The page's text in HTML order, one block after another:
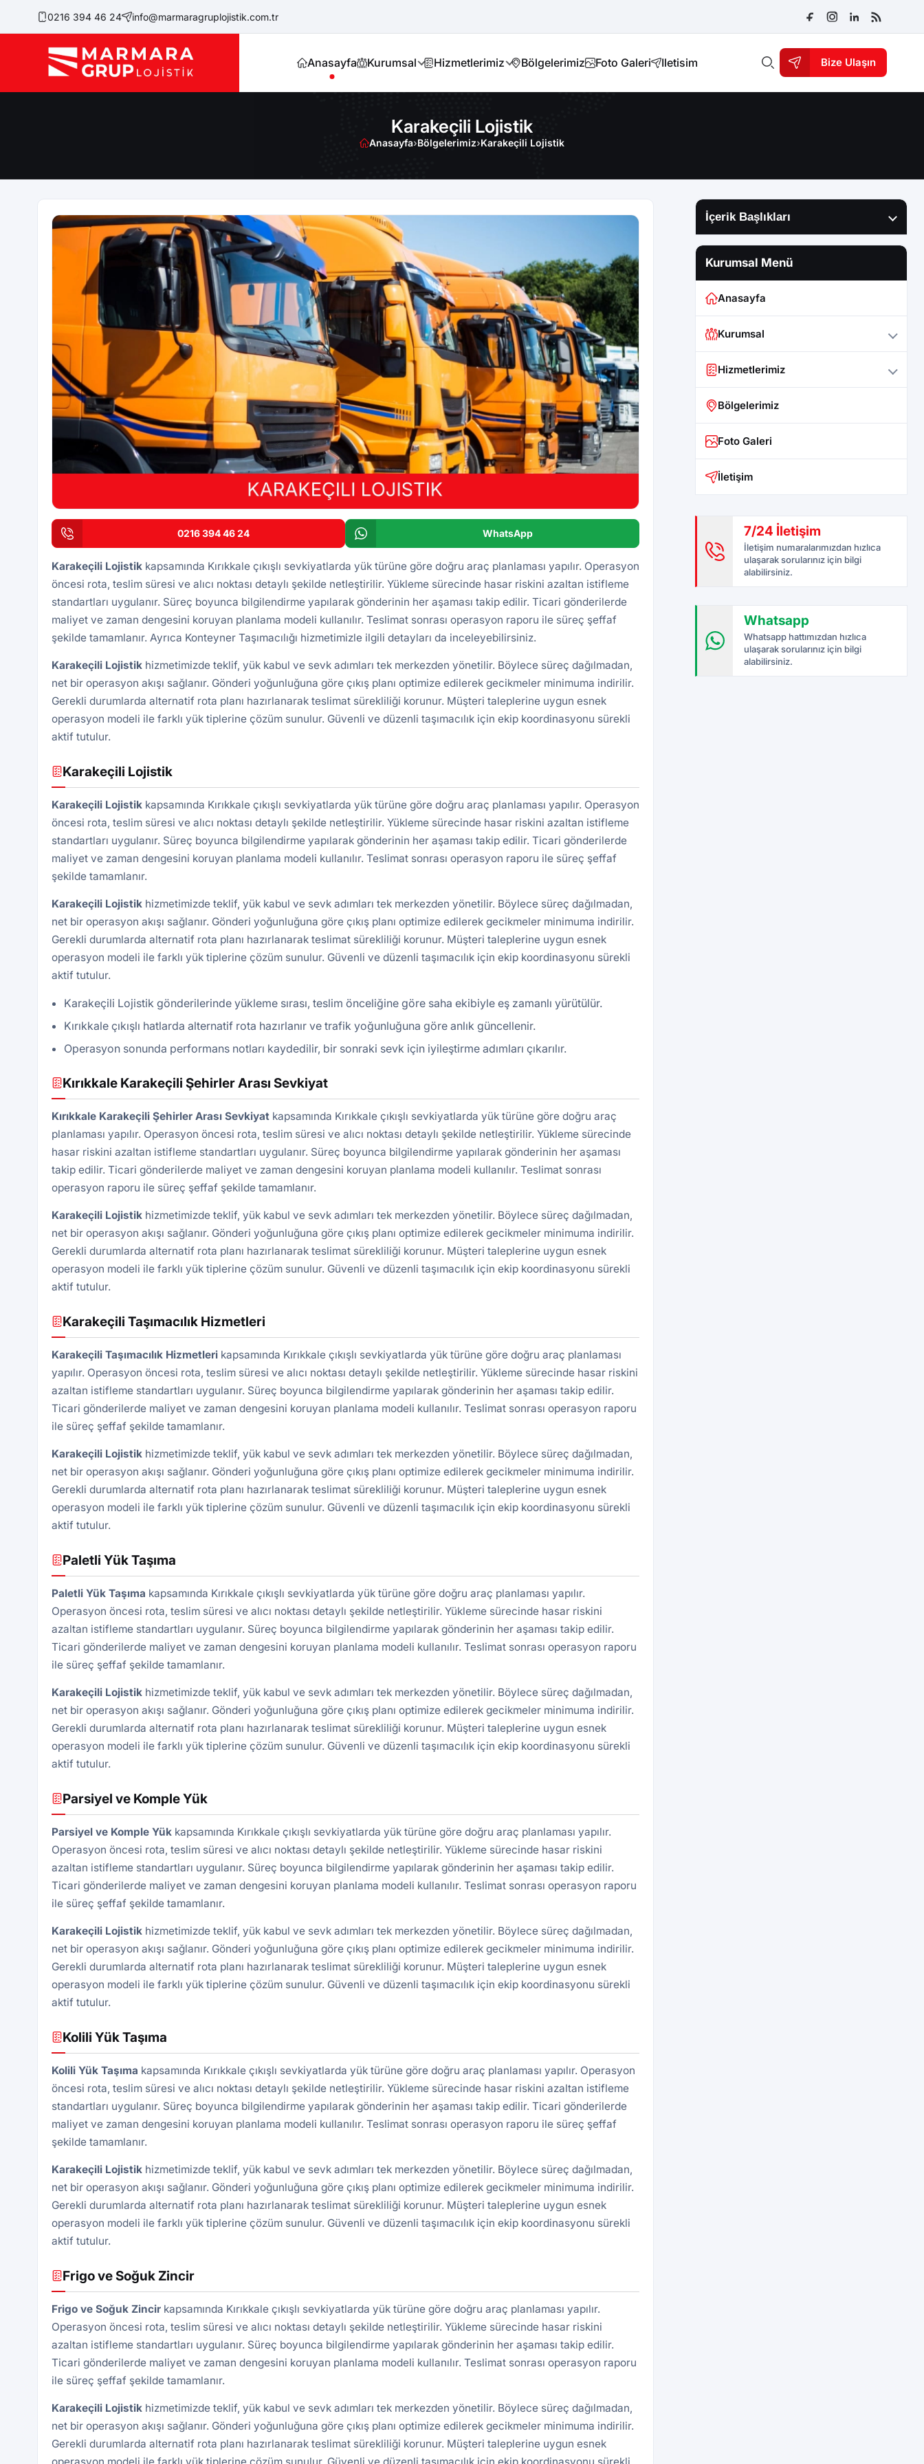
0216 394 46 24 info@marmaragruplojistik.com.tr
Anasayfa Kurumsal Hizmetlerimiz Bölgelerimiz Foto Galeri Iletisim Bize Ulaşın
Karakeçili Lojistik
Anasayfa›Bölgelerimiz›Karakeçili Lojistik
0216 394 46 24 WhatsApp
Karakeçili Lojistikkapsamında Kırıkkale çıkışlı sevkiyatlarda yük türüne göre doğru araç planlaması yapılır. Operasyon
öncesi rota, teslim süresi ve alıcı noktası detaylı şekilde netleştirilir. Yükleme sürecinde hasar riskini azaltan istifleme
standartları uygulanır. Süreç boyunca bilgilendirme yapılarak gönderinin her aşaması takip edilir. Ticari gönderilerde
maliyet ve zaman dengesini koruyan planlama modeli kullanılır. Teslimat sonrası operasyon raporu ile süreç şeffaf
şekilde tamamlanır. Ayrıca Konteyner Taşımacılığı hizmetimizle ilgili detayları da inceleyebilirsiniz.
Karakeçili Lojistikhizmetimizde teklif, yük kabul ve sevk adımları tek merkezden yönetilir. Böylece süreç dağılmadan,
net bir operasyon akışı sağlanır. Gönderi yoğunluğuna göre çıkış planı optimize edilerek gecikmeler minimuma indirilir.
Gerekli durumlarda alternatif rota planı hazırlanarak teslimat sürekliliği korunur. Müşteri taleplerine uygun esnek
operasyon modeli ile farklı yük tiplerine çözüm sunulur. Güvenli ve düzenli taşımacılık için ekip koordinasyonu sürekli
aktif tutulur.
Karakeçili Lojistik
Karakeçili Lojistikkapsamında Kırıkkale çıkışlı sevkiyatlarda yük türüne göre doğru araç planlaması yapılır. Operasyon
öncesi rota, teslim süresi ve alıcı noktası detaylı şekilde netleştirilir. Yükleme sürecinde hasar riskini azaltan istifleme
standartları uygulanır. Süreç boyunca bilgilendirme yapılarak gönderinin her aşaması takip edilir. Ticari gönderilerde
maliyet ve zaman dengesini koruyan planlama modeli kullanılır. Teslimat sonrası operasyon raporu ile süreç şeffaf
şekilde tamamlanır.
Karakeçili Lojistikhizmetimizde teklif, yük kabul ve sevk adımları tek merkezden yönetilir. Böylece süreç dağılmadan,
net bir operasyon akışı sağlanır. Gönderi yoğunluğuna göre çıkış planı optimize edilerek gecikmeler minimuma indirilir.
Gerekli durumlarda alternatif rota planı hazırlanarak teslimat sürekliliği korunur. Müşteri taleplerine uygun esnek
operasyon modeli ile farklı yük tiplerine çözüm sunulur. Güvenli ve düzenli taşımacılık için ekip koordinasyonu sürekli
aktif tutulur.
Karakeçili Lojistik gönderilerinde yükleme sırası, teslim önceliğine göre saha ekibiyle eş zamanlı yürütülür.
Kırıkkale çıkışlı hatlarda alternatif rota hazırlanır ve trafik yoğunluğuna göre anlık güncellenir.
Operasyon sonunda performans notları kaydedilir, bir sonraki sevk için iyileştirme adımları çıkarılır.
Kırıkkale Karakeçili Şehirler Arası Sevkiyat
Kırıkkale Karakeçili Şehirler Arası Sevkiyatkapsamında Kırıkkale çıkışlı sevkiyatlarda yük türüne göre doğru araç
planlaması yapılır. Operasyon öncesi rota, teslim süresi ve alıcı noktası detaylı şekilde netleştirilir. Yükleme sürecinde
hasar riskini azaltan istifleme standartları uygulanır. Süreç boyunca bilgilendirme yapılarak gönderinin her aşaması
takip edilir. Ticari gönderilerde maliyet ve zaman dengesini koruyan planlama modeli kullanılır. Teslimat sonrası
operasyon raporu ile süreç şeffaf şekilde tamamlanır.
Karakeçili Lojistikhizmetimizde teklif, yük kabul ve sevk adımları tek merkezden yönetilir. Böylece süreç dağılmadan,
net bir operasyon akışı sağlanır. Gönderi yoğunluğuna göre çıkış planı optimize edilerek gecikmeler minimuma indirilir.
Gerekli durumlarda alternatif rota planı hazırlanarak teslimat sürekliliği korunur. Müşteri taleplerine uygun esnek
operasyon modeli ile farklı yük tiplerine çözüm sunulur. Güvenli ve düzenli taşımacılık için ekip koordinasyonu sürekli
aktif tutulur.
Karakeçili Taşımacılık Hizmetleri
Karakeçili Taşımacılık Hizmetlerikapsamında Kırıkkale çıkışlı sevkiyatlarda yük türüne göre doğru araç planlaması
yapılır. Operasyon öncesi rota, teslim süresi ve alıcı noktası detaylı şekilde netleştirilir. Yükleme sürecinde hasar riskini
azaltan istifleme standartları uygulanır. Süreç boyunca bilgilendirme yapılarak gönderinin her aşaması takip edilir.
Ticari gönderilerde maliyet ve zaman dengesini koruyan planlama modeli kullanılır. Teslimat sonrası operasyon raporu
ile süreç şeffaf şekilde tamamlanır.
Karakeçili Lojistikhizmetimizde teklif, yük kabul ve sevk adımları tek merkezden yönetilir. Böylece süreç dağılmadan,
net bir operasyon akışı sağlanır. Gönderi yoğunluğuna göre çıkış planı optimize edilerek gecikmeler minimuma indirilir.
Gerekli durumlarda alternatif rota planı hazırlanarak teslimat sürekliliği korunur. Müşteri taleplerine uygun esnek
operasyon modeli ile farklı yük tiplerine çözüm sunulur. Güvenli ve düzenli taşımacılık için ekip koordinasyonu sürekli
aktif tutulur.
Paletli Yük Taşıma
Paletli Yük Taşıma kapsamında Kırıkkale çıkışlı sevkiyatlarda yük türüne göre doğru araç planlaması yapılır.
Operasyon öncesi rota, teslim süresi ve alıcı noktası detaylı şekilde netleştirilir. Yükleme sürecinde hasar riskini
azaltan istifleme standartları uygulanır. Süreç boyunca bilgilendirme yapılarak gönderinin her aşaması takip edilir.
Ticari gönderilerde maliyet ve zaman dengesini koruyan planlama modeli kullanılır. Teslimat sonrası operasyon raporu
ile süreç şeffaf şekilde tamamlanır.
Karakeçili Lojistikhizmetimizde teklif, yük kabul ve sevk adımları tek merkezden yönetilir. Böylece süreç dağılmadan,
net bir operasyon akışı sağlanır. Gönderi yoğunluğuna göre çıkış planı optimize edilerek gecikmeler minimuma indirilir.
Gerekli durumlarda alternatif rota planı hazırlanarak teslimat sürekliliği korunur. Müşteri taleplerine uygun esnek
operasyon modeli ile farklı yük tiplerine çözüm sunulur. Güvenli ve düzenli taşımacılık için ekip koordinasyonu sürekli
aktif tutulur.
Parsiyel ve Komple Yük
Parsiyel ve Komple Yükkapsamında Kırıkkale çıkışlı sevkiyatlarda yük türüne göre doğru araç planlaması yapılır.
Operasyon öncesi rota, teslim süresi ve alıcı noktası detaylı şekilde netleştirilir. Yükleme sürecinde hasar riskini
azaltan istifleme standartları uygulanır. Süreç boyunca bilgilendirme yapılarak gönderinin her aşaması takip edilir.
Ticari gönderilerde maliyet ve zaman dengesini koruyan planlama modeli kullanılır. Teslimat sonrası operasyon raporu
ile süreç şeffaf şekilde tamamlanır.
Karakeçili Lojistikhizmetimizde teklif, yük kabul ve sevk adımları tek merkezden yönetilir. Böylece süreç dağılmadan,
net bir operasyon akışı sağlanır. Gönderi yoğunluğuna göre çıkış planı optimize edilerek gecikmeler minimuma indirilir.
Gerekli durumlarda alternatif rota planı hazırlanarak teslimat sürekliliği korunur. Müşteri taleplerine uygun esnek
operasyon modeli ile farklı yük tiplerine çözüm sunulur. Güvenli ve düzenli taşımacılık için ekip koordinasyonu sürekli
aktif tutulur.
Kolili Yük Taşıma
Kolili Yük Taşıma kapsamında Kırıkkale çıkışlı sevkiyatlarda yük türüne göre doğru araç planlaması yapılır. Operasyon
öncesi rota, teslim süresi ve alıcı noktası detaylı şekilde netleştirilir. Yükleme sürecinde hasar riskini azaltan istifleme
standartları uygulanır. Süreç boyunca bilgilendirme yapılarak gönderinin her aşaması takip edilir. Ticari gönderilerde
maliyet ve zaman dengesini koruyan planlama modeli kullanılır. Teslimat sonrası operasyon raporu ile süreç şeffaf
şekilde tamamlanır.
Karakeçili Lojistikhizmetimizde teklif, yük kabul ve sevk adımları tek merkezden yönetilir. Böylece süreç dağılmadan,
net bir operasyon akışı sağlanır. Gönderi yoğunluğuna göre çıkış planı optimize edilerek gecikmeler minimuma indirilir.
Gerekli durumlarda alternatif rota planı hazırlanarak teslimat sürekliliği korunur. Müşteri taleplerine uygun esnek
operasyon modeli ile farklı yük tiplerine çözüm sunulur. Güvenli ve düzenli taşımacılık için ekip koordinasyonu sürekli
aktif tutulur.
Frigo ve Soğuk Zincir
Frigo ve Soğuk Zincirkapsamında Kırıkkale çıkışlı sevkiyatlarda yük türüne göre doğru araç planlaması yapılır.
Operasyon öncesi rota, teslim süresi ve alıcı noktası detaylı şekilde netleştirilir. Yükleme sürecinde hasar riskini
azaltan istifleme standartları uygulanır. Süreç boyunca bilgilendirme yapılarak gönderinin her aşaması takip edilir.
Ticari gönderilerde maliyet ve zaman dengesini koruyan planlama modeli kullanılır. Teslimat sonrası operasyon raporu
ile süreç şeffaf şekilde tamamlanır.
Karakeçili Lojistikhizmetimizde teklif, yük kabul ve sevk adımları tek merkezden yönetilir. Böylece süreç dağılmadan,
net bir operasyon akışı sağlanır. Gönderi yoğunluğuna göre çıkış planı optimize edilerek gecikmeler minimuma indirilir.
Gerekli durumlarda alternatif rota planı hazırlanarak teslimat sürekliliği korunur. Müşteri taleplerine uygun esnek
operasyon modeli ile farklı yük tiplerine çözüm sunulur. Güvenli ve düzenli taşımacılık için ekip koordinasyonu sürekli
İçerik Başlıkları
Kurumsal Menü
Anasayfa
Kurumsal
Hizmetlerimiz
Bölgelerimiz
Foto Galeri
İletişim
7/24 İletişim
İletişim numaralarımızdan hızlıca
ulaşarak sorularınız için bilgi
alabilirsiniz.
Whatsapp
Whatsapp hattımızdan hızlıca
ulaşarak sorularınız için bilgi
alabilirsiniz.